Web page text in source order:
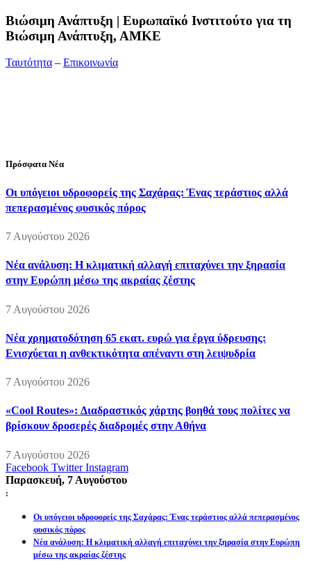
Bιώσιμη Ανάπτυξη | Ευρωπαϊκό Ινστιτούτο για τη
Βιώσιμη Ανάπτυξη, ΑΜΚΕ
Ταυτότητα – Επικοινωνία
Πρόσφατα Νέα
Οι υπόγειοι υδροφορείς της Σαχάρας: Ένας τεράστιος αλλά
πεπερασμένος φυσικός πόρος
7 Αυγούστου 2026
Νέα ανάλυση: Η κλιματική αλλαγή επιταχύνει την ξηρασία
στην Ευρώπη μέσω της ακραίας ζέστης
7 Αυγούστου 2026
Νέα χρηματοδότηση 65 εκατ. ευρώ για έργα ύδρευσης:
Ενισχύεται η ανθεκτικότητα απέναντι στη λειψυδρία
7 Αυγούστου 2026
«Cool Routes»: Διαδραστικός χάρτης βοηθά τους πολίτες να
βρίσκουν δροσερές διαδρομές στην Αθήνα
7 Αυγούστου 2026
Facebook Twitter Instagram
Παρασκευή, 7 Αυγούστου
:
Οι υπόγειοι υδροφορείς της Σαχάρας: Ένας τεράστιος αλλά πεπερασμένος
φυσικός πόρος
Νέα ανάλυση: Η κλιματική αλλαγή επιταχύνει την ξηρασία στην Ευρώπη
μέσω της ακραίας ζέστης